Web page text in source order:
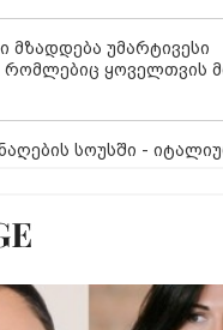
მზადდება უმარტივესი
რომლებიც ყოველთვის
სოუსში -